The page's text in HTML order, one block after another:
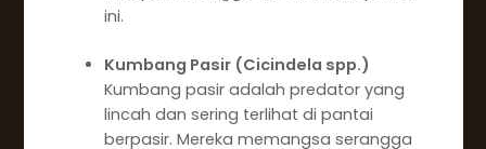
ini.
Kumbang Pasir (Cicindela spp.)
Kumbang pasir adalah predator yang
lincah dan sering terlihat di pantai
berpasir. Mereka memangsa serangga